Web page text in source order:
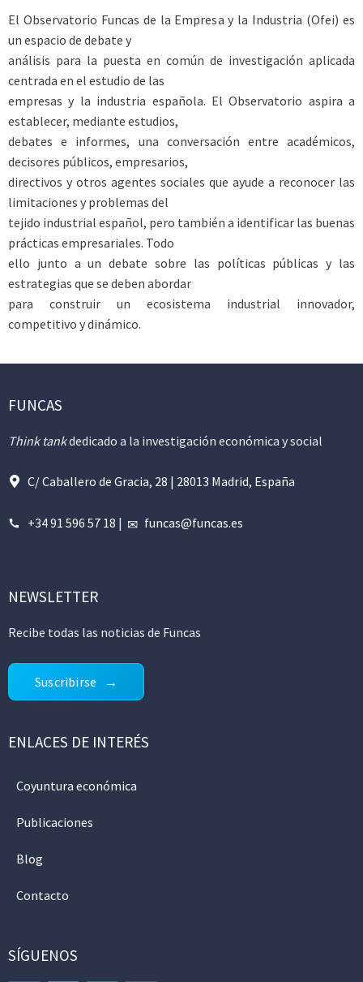
El Observatorio Funcas de la Empresa y la Industria (Ofei) es
un espacio de debate y
análisis para la puesta en común de investigación aplicada
centrada en el estudio de las
empresas y la industria española. El Observatorio aspira a
establecer, mediante estudios,
debates e informes, una conversación entre académicos,
decisores públicos, empresarios,
directivos y otros agentes sociales que ayude a reconocer las
limitaciones y problemas del
tejido industrial español, pero también a identificar las buenas
prácticas empresariales. Todo
ello junto a un debate sobre las políticas públicas y las
estrategias que se deben abordar
para construir un ecosistema industrial innovador,
competitivo y dinámico.
FUNCAS
Think tankdedicado a la investigación económica y social
C/ Caballero de Gracia, 28 | 28013 Madrid, España
+34 91 596 57 18 | funcas@funcas.es
NEWSLETTER
Recibe todas las noticias de Funcas
Suscribirse
ENLACES DE INTERÉS
Coyuntura económica
Publicaciones
Blog
Contacto
SÍGUENOS